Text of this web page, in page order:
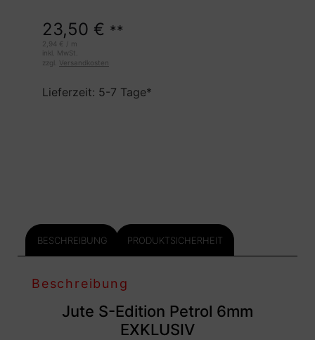
23,50 € **
2,94 €
m
inkl. MwSt.
zzgl. Versandkosten
Lieferzeit: 5-7 Tage*
BESCHREIBUNG PRODUKTSICHERHEIT
Beschreibung
Jute S-Edition Petrol 6mm
EXKLUSIV